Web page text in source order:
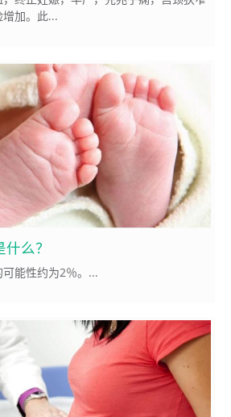
加。此...
么？
能性约为2％。...